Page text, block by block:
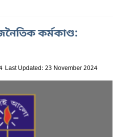
কর্মকাণ্ড:
Last Updated: 23 November 2024